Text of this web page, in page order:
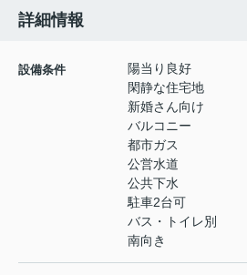
詳細情報
設備条件
陽当り良好
閑静な住宅地
新婚さん向け
バルコニー
都市ガス
公営水道
公共下水
駐車2台可
バス・トイレ別
南向き